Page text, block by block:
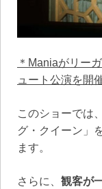
＊Maniaがリー
ュート公演を開
このショーでは
グ・クイーン」
ます。
さらに、 観客が